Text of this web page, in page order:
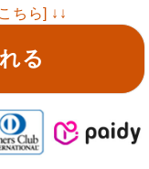
ちら] ↓↓
る